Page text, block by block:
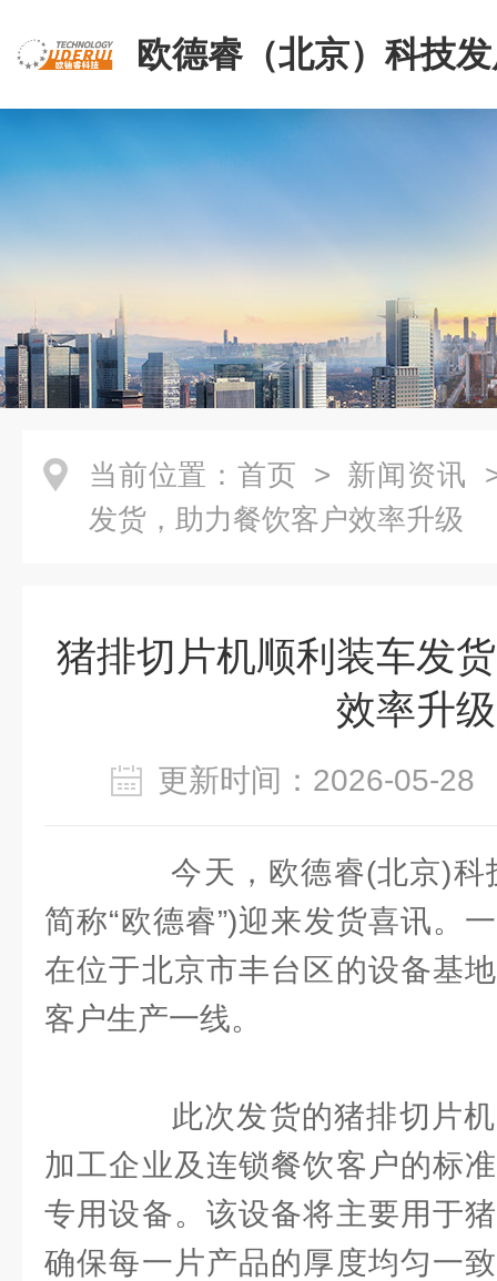
欧德睿（北京）科技
公司
当前位置： 首页 > 新闻资讯
发货，助力餐饮客户效率升级
猪排切片机顺利装车发
效率升级
更新时间：2026-05-
今天，欧德睿(北京)科
简称“欧德睿”)迎来发货喜讯。
在位于北京市丰台区的设备基
客户生产一线。
此次发货的猪排切片机
加工企业及连锁餐饮客户的标
专用设备。该设备将主要用于
确保每一片产品的厚度均匀一